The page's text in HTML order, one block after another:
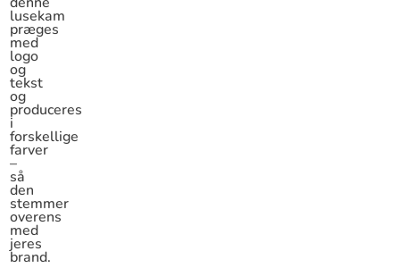
lusekam
præges
med
logo
og
tekst
og
produceres
i
forskellige
farver
–
så
den
stemmer
overens
med
jeres
brand.